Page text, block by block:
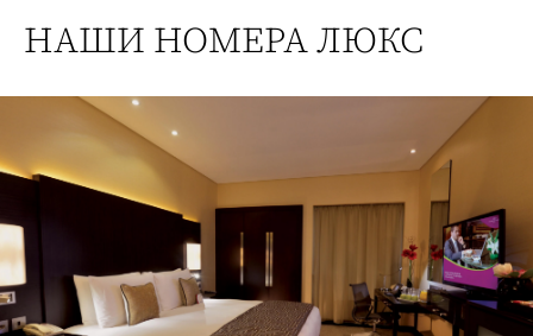
НАШИ НОМЕРА ЛЮКС